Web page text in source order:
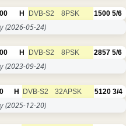
H DVB-S2 8PSK 1500 5/6
(2026-05-24)
H DVB-S2 8PSK 2857 5/6
(2023-09-24)
H DVB-S2 32APSK 5120 3/4
(2025-12-20)